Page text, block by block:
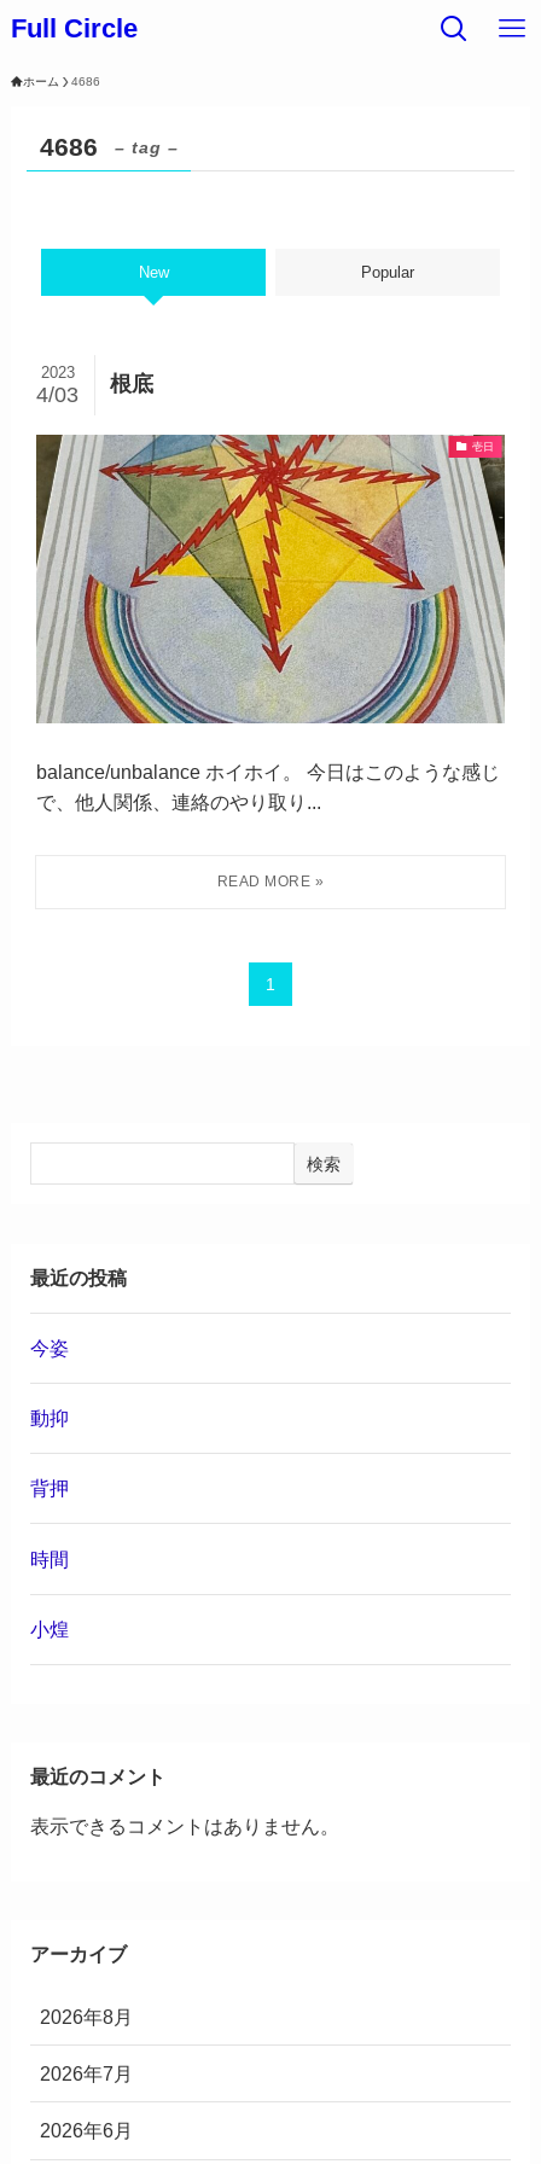
Full Circle
ホーム 4686
4686 – tag –
New Popular
根底
2023
4/03
壱日
balance/unbalance ホイホイ。 今日はこのような感じ
で、他人関係、連絡のやり取り...
1
検索
最近の投稿
今姿
動抑
背押
時間
小煌
最近のコメント
表示できるコメントはありません。
アーカイブ
2026年8月
2026年7月
2026年6月